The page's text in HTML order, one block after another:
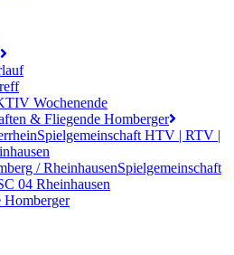
Wochenende
& Fliegende Homberger
Spielgemeinschaft HTV | RTV |
/ RheinhausenSpielgemeinschaft
04 Rheinhausen
Homberger